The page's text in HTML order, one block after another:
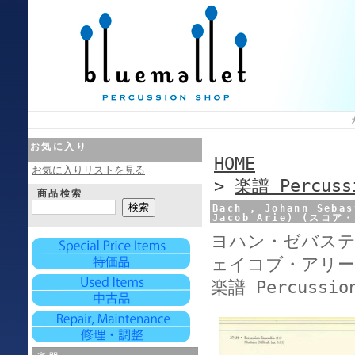
お気に入り
お気に入りリストを見る
商品検索
HOME
> 楽譜
Bach , Johann
Jacob Arie) (スコア・
ヨハン・ゼバス
ェイコブ・アリ
楽譜